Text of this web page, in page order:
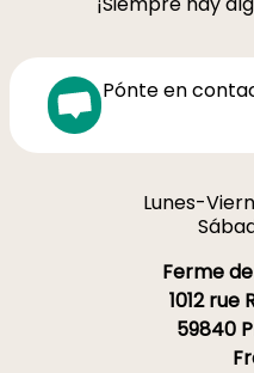
Pónte en
Lunes-
Ferme
1012 rue
59840